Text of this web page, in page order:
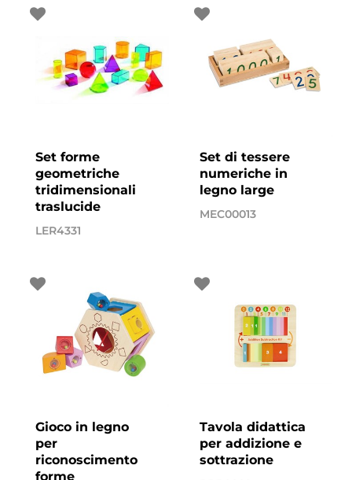
Set forme
geometriche
tridimensionali
traslucide
LER4331
Set di tessere
numeriche in
legno large
MEC00013
Gioco in legno
per
riconoscimento
forme
Tavola didattica
per addizione e
sottrazione